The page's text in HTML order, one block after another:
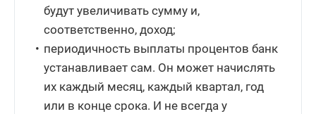
будут увеличивать сумму и,
соответственно, доход;
периодичность выплаты процентов банк
устанавливает сам. Он может начислять
их каждый месяц, каждый квартал, год
или в конце срока. И не всегда у